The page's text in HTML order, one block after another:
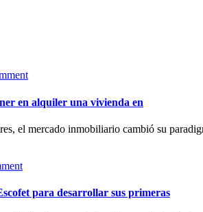
en alquiler una vivienda en
el mercado inmobiliario cambió su
para desarrollar sus primeras